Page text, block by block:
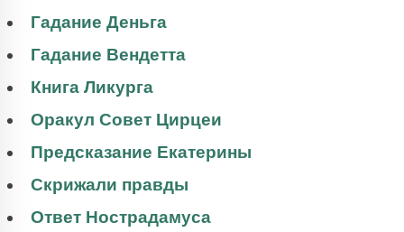
Гадание Деньга
Гадание Вендетта
Книга Ликурга
Оракул Совет Цирцеи
Предсказание Екатерины
Скрижали правды
Ответ Нострадамуса